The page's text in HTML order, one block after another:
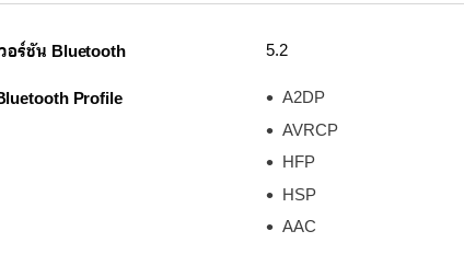
วอร์ชัน Bluetooth 5.2
Profile
A2DP
AVRCP
HFP
HSP
AAC